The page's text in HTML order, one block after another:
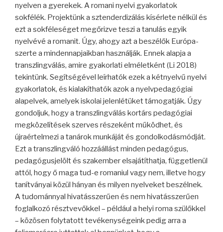
nyelven a gyerekek. A romani nyelvi gyakorlatok
sokfélék. Projektünk a sztenderdizálás kísérlete nélkül és
ezt a sokféleséget megőrizve teszi a tanulás egyik
nyelvévé a romanit. Úgy, ahogy azt a beszélők Európa-
szerte a mindennapjaikban használják. Ennek alapja a
transzlingválás, amire gyakorlati elméletként (Li 2018)
tekintünk. Segítségével leírhatók ezek a kétnyelvű nyelvi
gyakorlatok, és kialakíthatók azok a nyelvpedagógiai
alapelvek, amelyek iskolai jelenlétüket támogatják. Úgy
gondoljuk, hogy a transzlingválás kortárs pedagógiai
megközelítések szerves részeként működhet, és
újraértelmezi a tanárok munkáját és gondolkodásmódját.
Ezt a transzlingváló hozzáállást minden pedagógus,
pedagógusjelölt és szakember elsajátíthatja, függetlenül
attól, hogy ő maga tud-e romaniul vagy nem, illetve hogy
tanítványai közül hányan és milyen nyelveket beszélnek.
A tudománnyal hivatásszerűen és nem hivatásszerűen
foglalkozó résztvevőkkel – például a helyi roma szülőkkel
– közösen folytatott tevékenységeink pedig arra a